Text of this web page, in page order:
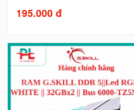
195.000 đ